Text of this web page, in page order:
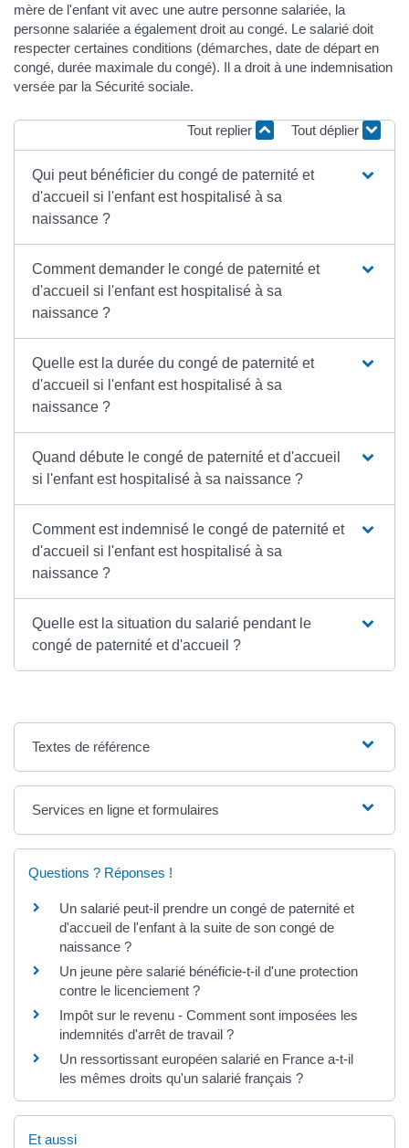
mère de l'enfant vit avec une autre personne salariée, la
personne salariée a également droit au congé. Le salarié doit
respecter certaines conditions (démarches, date de départ en
congé, durée maximale du congé). Il a droit à une indemnisation
versée par la Sécurité sociale.
Tout replier Tout déplier
Qui peut bénéficier du congé de paternité et
d'accueil si l'enfant est hospitalisé à sa
naissance ?
Comment demander le congé de paternité et
d'accueil si l'enfant est hospitalisé à sa
naissance ?
Quelle est la durée du congé de paternité et
d'accueil si l'enfant est hospitalisé à sa
naissance ?
Quand débute le congé de paternité et d'accueil
si l'enfant est hospitalisé à sa naissance ?
Comment est indemnisé le congé de paternité et
d'accueil si l'enfant est hospitalisé à sa
naissance ?
Quelle est la situation du salarié pendant le
congé de paternité et d'accueil ?
Textes de référence
Services en ligne et formulaires
Questions ? Réponses !
Un salarié peut-il prendre un congé de paternité et
d'accueil de l'enfant à la suite de son congé de
naissance ?
Un jeune père salarié bénéficie-t-il d'une protection
contre le licenciement ?
Impôt sur le revenu - Comment sont imposées les
indemnités d'arrêt de travail ?
Un ressortissant européen salarié en France a-t-il
les mêmes droits qu'un salarié français ?
Et aussi